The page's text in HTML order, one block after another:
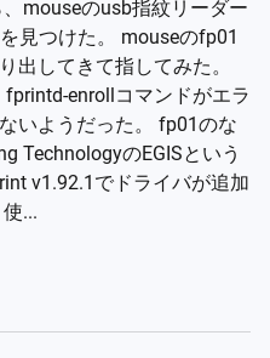
mouseのusb指紋リーダー
見つけた。 mouseのfp01
出してきて指してみた。
enrollコマンドがエラ
いようだった。 fp01のな
TechnologyのEGISという
v1.92.1でドライバが追加
...